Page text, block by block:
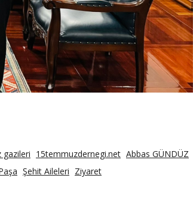
gazileri 15temmuzdernegi.net Abbas GÜNDÜZ
Şehit Aileleri Ziyaret